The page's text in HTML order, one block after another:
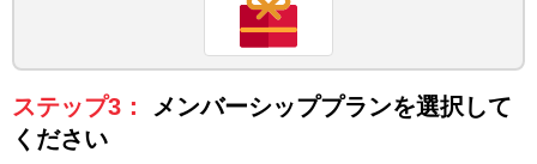
ステップ3：
メンバーシッププランを選択して
ください